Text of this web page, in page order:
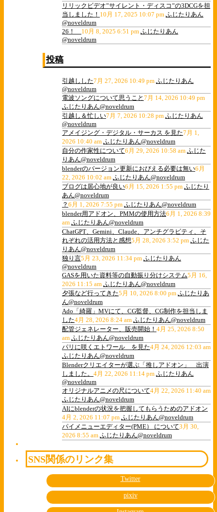
リリックビデオ”サイレント・ディスコ”の3DCGを担
当しました！ 10月 17, 2025 10:07 pm ふじたりあん
@noveldrum
26！ 10月 8, 2025 6:51 pm ふじたりあん
@noveldrum
投稿
引越しした7月 27, 2026 10:49 pm ふじたりあん
@noveldrum
電波ソングについて思うこと 7月 14, 2026 10:49 pm
ふじたりあん@noveldrum
引越し＆忙しい7月 7, 2026 10:28 pm ふじたりあん
@noveldrum
アメイジング・デジタル・サーカス を見た7月 1,
2026 10:40 am ふじたりあん@noveldrum
自分の作家性について6月 29, 2026 10:58 am ふじた
りあん@noveldrum
blenderのバージョン更新におびえる必要は無い6月
22, 2026 10:02 am ふじたりあん@noveldrum
ブログは居心地が良い6月 15, 2026 1:55 pm ふじたり
あん@noveldrum
？ 6月 1, 2026 7:55 pm ふじたりあん@noveldrum
blender用アドオン、PMMの使用方法6月 1, 2026 8:39
am ふじたりあん@noveldrum
ChatGPT、Gemini、Claude、アンチグラビティ、そ
れぞれの活用方法と感想5月 28, 2026 3:52 pm ふじた
りあん@noveldrum
独り言5月 23, 2026 11:34 pm ふじたりあん
@noveldrum
GASを用いた資料等の自動振り分けシステム5月 16,
2026 11:15 am ふじたりあん@noveldrum
夕張など行ってきた5月 10, 2026 8:00 pm ふじたりあ
ん@noveldrum
Ado「綺羅」MVにて、CG監督、CG制作を担当しま
した4月 28, 2026 8:24 am ふじたりあん@noveldrum
配管ジェネレーター、販売開始！ 4月 25, 2026 8:50
am ふじたりあん@noveldrum
パリに咲くエトワール を見た4月 24, 2026 12:03 am
ふじたりあん@noveldrum
Blenderクリエイターが選ぶ「推しアドオン」 出演
しました。 4月 22, 2026 11:14 pm ふじたりあん
@noveldrum
オリジナルアニメの尺について4月 22, 2026 11:40 am
ふじたりあん@noveldrum
AIにblenderの状況を把握してもらうためのアドオン
4月 2, 2026 11:07 pm ふじたりあん@noveldrum
パイメニューエディター(PME） について3月 30,
2026 8:55 am ふじたりあん@noveldrum
SNS関係のリンク集
Twitter
pixiv